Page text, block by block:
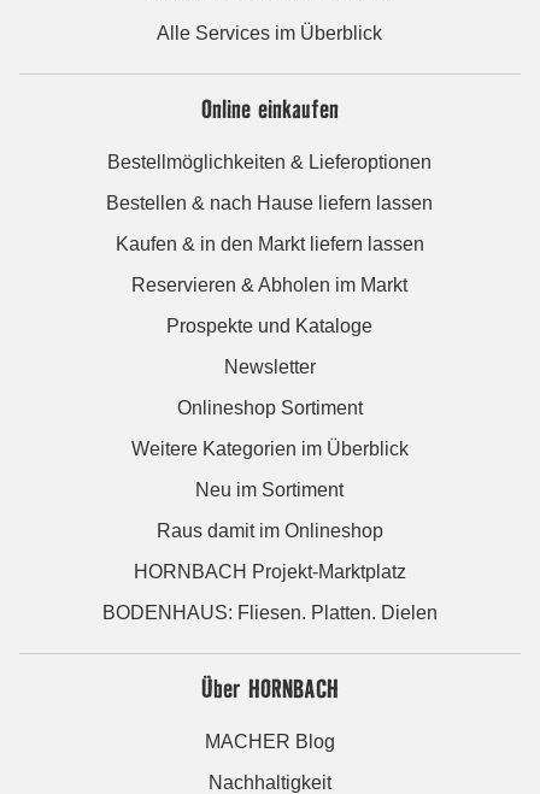
Alle Services im Überblick
Online einkaufen
Bestellmöglichkeiten & Lieferoptionen
Bestellen & nach Hause liefern lassen
Kaufen & in den Markt liefern lassen
Reservieren & Abholen im Markt
Prospekte und Kataloge
Newsletter
Onlineshop Sortiment
Weitere Kategorien im Überblick
Neu im Sortiment
Raus damit im Onlineshop
HORNBACH Projekt-Marktplatz
BODENHAUS: Fliesen. Platten. Dielen
Über HORNBACH
MACHER Blog
Nachhaltigkeit